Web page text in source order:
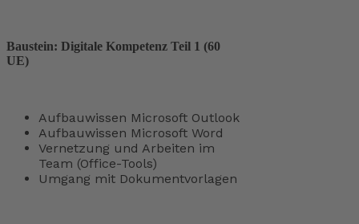
Baustein: Digitale Kompetenz Teil 1 (60
UE)
Aufbauwissen Microsoft Outlook
Aufbauwissen Microsoft Word
Vernetzung und Arbeiten im
Team (Office-Tools)
Umgang mit Dokumentvorlagen